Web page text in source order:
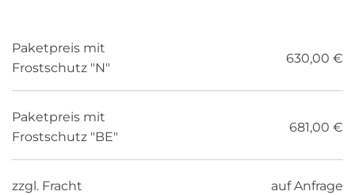
Paketpreis mit
Frostschutz "N"
630,00 €
Paketpreis mit
Frostschutz "BE"
681,00 €
zzgl. Fracht auf Anfrage